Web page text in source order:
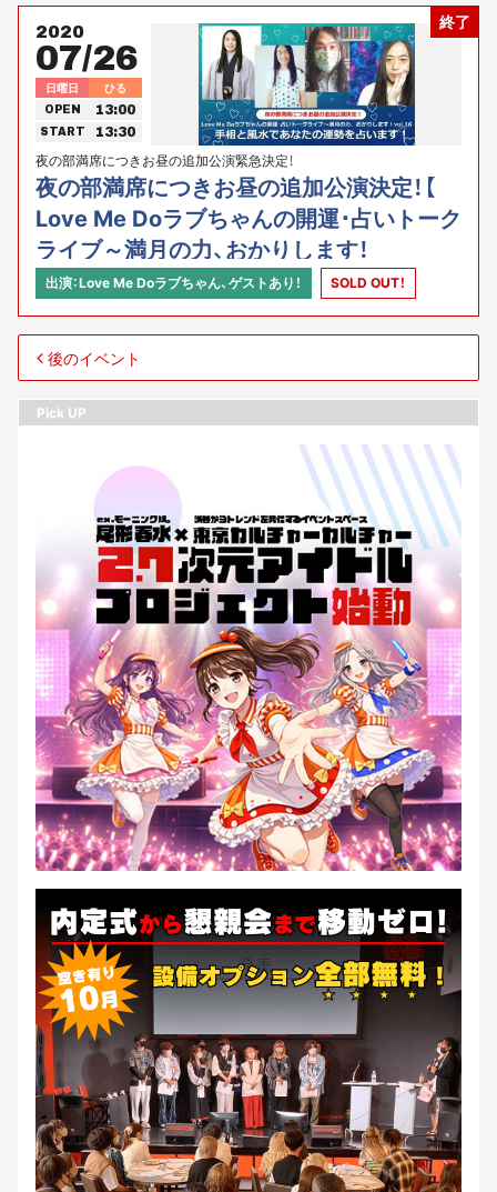
終了
2020
07/26
日曜日 ひる
OPEN 13:00
START 13:30
夜の部満席につきお昼の追加公演緊急決定！
夜の部満席につきお昼の追加公演決定！【
Love Me Doラブちゃんの開運･占いトーク
ライブ～満月の力、おかりします！
vol.16“手相と風水であなたの運勢を占いま
す！”】
出演：Love Me Doラブちゃん、ゲストあり！ SOLD OUT！
後のイベント
Pick UP